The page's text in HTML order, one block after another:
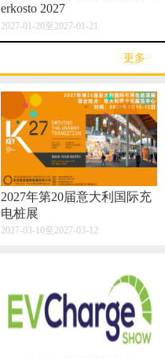
erkosto 2027
2027-01-20至2027-01-21
·更多·
2027年第20届意大利国际充
电桩展
2027-03-10至2027-03-12